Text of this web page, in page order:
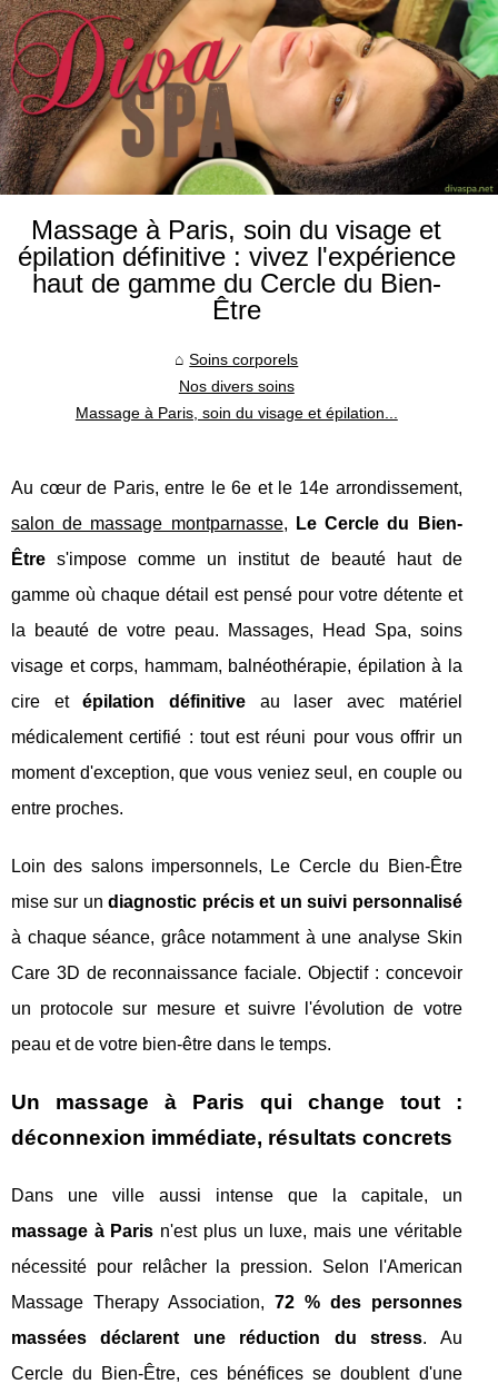
Massage à Paris, soin du visage et
épilation définitive : vivez l'expérience
haut de gamme du Cercle du Bien-
Être
Soins corporels
Nos divers soins
Massage à Paris, soin du visage et épilation...
Au cœur de Paris, entre le 6e et le 14e arrondissement,
salon de massage montparnasse,
Le Cercle du Bien-
Être s'impose comme un institut de beauté haut de
gamme où chaque détail est pensé pour votre détente et
la beauté de votre peau. Massages, Head Spa, soins
visage et corps, hammam, balnéothérapie, épilation à la
cire etépilation définitiveau laser avec matériel
médicalement certifié : tout est réuni pour vous offrir un
moment d'exception, que vous veniez seul, en couple ou
entre proches.
Loin des salons impersonnels, Le Cercle du Bien-Être
mise sur undiagnostic précis et un suivi personnalisé
à chaque séance, grâce notamment à une analyse Skin
Care 3D de reconnaissance faciale. Objectif : concevoir
un protocole sur mesure et suivre l'évolution de votre
peau et de votre bien-être dans le temps.
Un massage à Paris qui change tout :
déconnexion immédiate, résultats concrets
Dans une ville aussi intense que la capitale, un
massage à Paris n'est plus un luxe, mais une véritable
nécessité pour relâcher la pression. Selon l'American
Massage Therapy Association, 72 % des personnes
massées déclarent une réduction du stress. Au
Cercle du Bien-Être, ces bénéfices se doublent d'une